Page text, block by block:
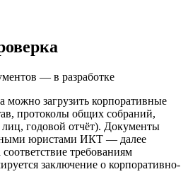
— в разработке
можно загрузить корпоративные
протоколы общих собраний,
годовой отчёт). Документы
юристами ИКТ — далее
требованиям
заключение о корпоративно-